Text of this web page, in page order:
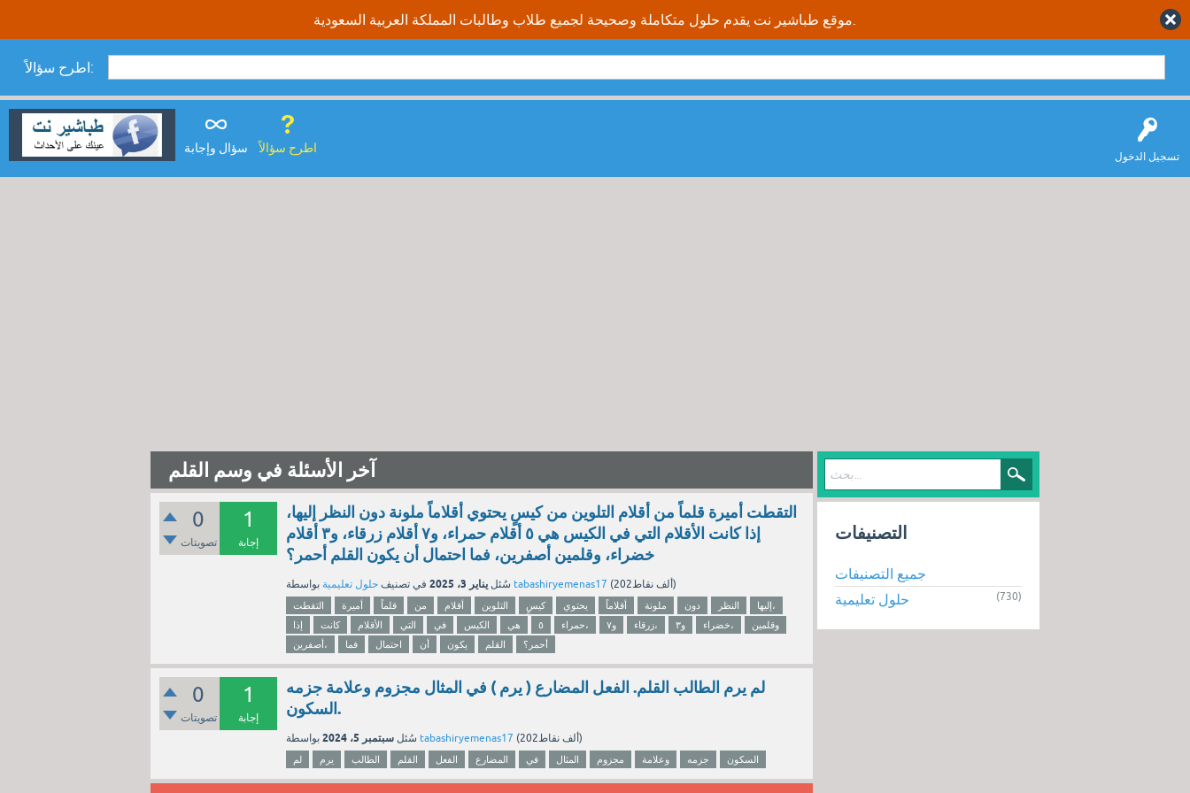
اطرح سؤالاً:
تسجيل الدخول
سؤال وإجابة اطرح سؤالاً
آخر الأسئلة في وسم القلم
0
تصويتات
1
إجابة
التقطت أميرة قلماً من أقلام التلوين من كيسٍ يحتوي أقلاماً ملونة دون النظر إليها،
إذا كانت الأقلام التي في الكيس هي ٥ أقلام حمراء، و٧ أقلام زرقاء، و٣ أقلام
خضراء، وقلمين أصفرين، فما احتمال أن يكون القلم أحمر؟
سُئل يناير 3، 2025 في تصنيف حلول تعليمية tabashiryemenas17 ( 202ألف نقاط)
التقطت أميرة قلماً من أقلام التلوين كيسٍ يحتوي أقلاماً ملونة دون النظر
إليها،
إذا
كانت الأقلام التي في الكيس هي ٥ حمراء، و٧ زرقاء، و٣ خضراء،
وقلمين
أصفرين،
فما احتمال أن يكون القلم أحمر؟
0
تصويتات
1
إجابة
لم يرم الطالب القلم. الفعل المضارع ( يرم ) في المثال مجزوم وعلامة جزمه
السكون.
سُئل سبتمبر 5، 2024 tabashiryemenas17 ( 202ألف نقاط)
لم يرم الطالب القلم الفعل المضارع في المثال مجزوم وعلامة جزمه السكون
التصنيفات
جميع التصنيفات
حلول تعليمية
(730)